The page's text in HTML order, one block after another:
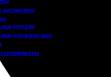
магнитные
детские
для взрослых
яркие. Работают четко и
★